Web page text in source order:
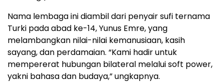
Nama lembaga ini diambil dari penyair sufi ternama
Turki pada abad ke-14, Yunus Emre, yang
melambangkan nilai-nilai kemanusiaan, kasih
sayang, dan perdamaian. “Kami hadir untuk
mempererat hubungan bilateral melalui soft power,
yakni bahasa dan budaya,” ungkapnya.